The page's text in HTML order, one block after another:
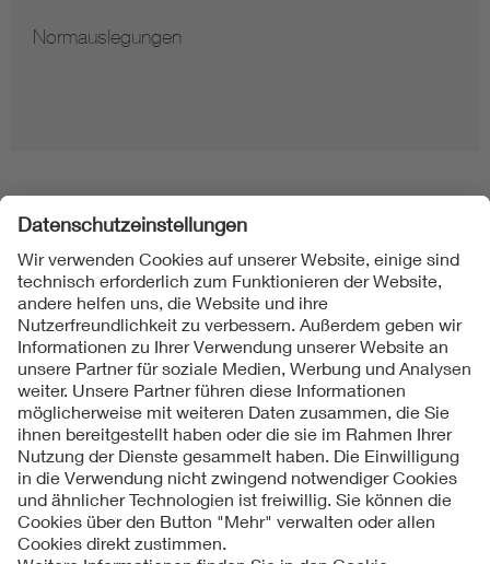
Normauslegungen
Folgen Sie uns
Kontakt
Impressum
Datenschutzinformationen